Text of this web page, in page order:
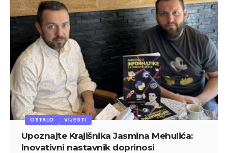
OSTALO VIJESTI
Upoznajte Krajišnika Jasmina Mehulića:
Inovativni nastavnik doprinosi